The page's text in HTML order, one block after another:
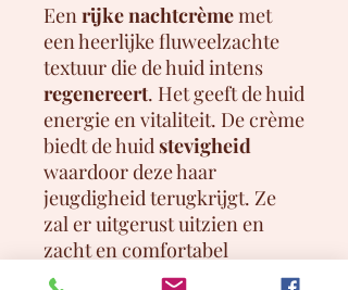
Een rijkenachtcrèmemet
een heerlijke fluweelzachte
textuur die de huid intens
regenereert. Het geeft de huid
energie en vitaliteit. De crème
biedt de huid stevigheid
waardoor deze haar
jeugdigheid terugkrijgt. Ze
zal er uitgerust uitzien en
zacht en comfortabel
aanvoelen.